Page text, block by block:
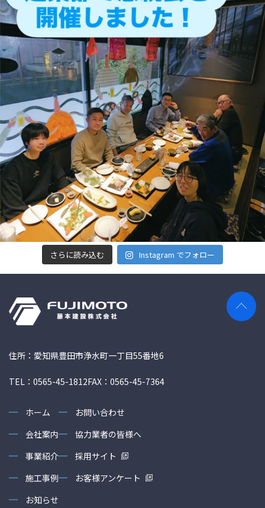
さらに読み込む Instagram でフォロー
住所：愛知県豊田市浄水町一丁目55番地6
TEL：0565-45-1812FAX：0565-45-7364
ホーム
会社案内
事業紹介
施工事例
お知らせ
お問い合わせ
協力業者の皆様へ
採用サイト
お客様アンケート